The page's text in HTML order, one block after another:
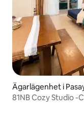
Ägarlägenhet i
81NB Cozy Studio -